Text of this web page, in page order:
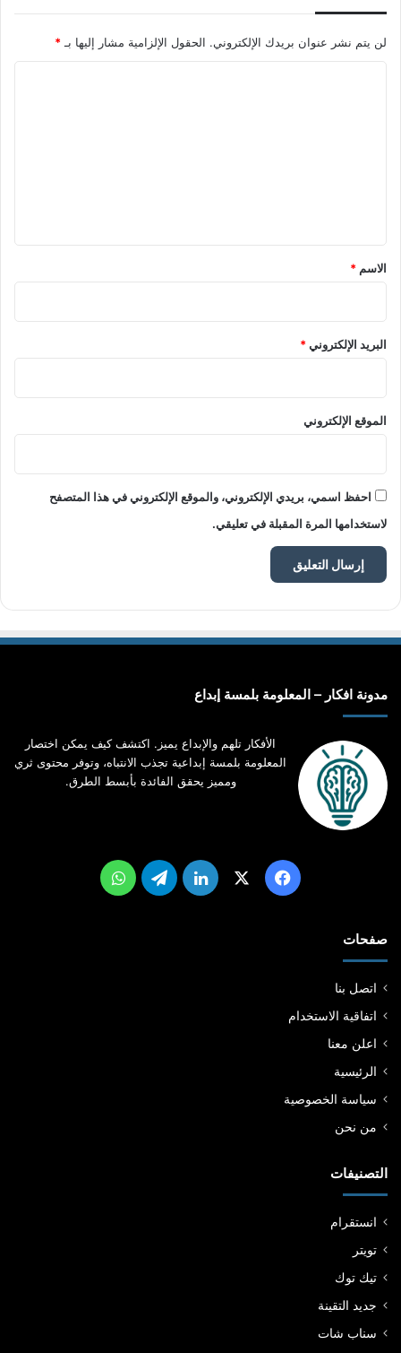
لن يتم نشر عنوان بريدك الإلكتروني. الحقول الإلزامية مشار إليها بـ *
*
الاسم *
البريد الإلكتروني*
الموقع الإلكتروني
احفظ اسمي، بريدي الإلكتروني، والموقع الإلكتروني في هذا المتصفح
لاستخدامها المرة المقبلة في تعليقي.
مدونة افكار – المعلومة بلمسة إبداع
الأفكار تلهم والإبداع يميز. اكتشف كيف يمكن اختصار
المعلومة بلمسة إبداعية تجذب الانتباه، وتوفر محتوى ثري
ومميز يحقق الفائدة بأبسط الطرق.
فيسبوك لينكدإنتيلقرامواتساب
صفحات
اتصل بنا
اتفاقية الاستخدام
اعلن معنا
الرئيسية
سياسة الخصوصية
من نحن
التصنيفات
انستقرام
تويتر
تيك توك
جديد التقينة
سناب شات